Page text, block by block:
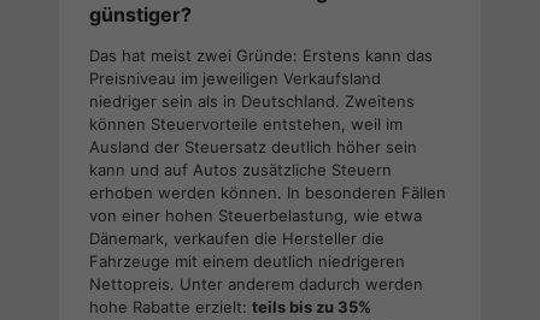
günstiger?
Das hat meist zwei Gründe: Erstens kann das
Preisniveau im jeweiligen Verkaufsland
niedriger sein als in Deutschland. Zweitens
können Steuervorteile entstehen, weil im
Ausland der Steuersatz deutlich höher sein
kann und auf Autos zusätzliche Steuern
erhoben werden können. In besonderen Fällen
von einer hohen Steuerbelastung, wie etwa
Dänemark, verkaufen die Hersteller die
Fahrzeuge mit einem deutlich niedrigeren
Nettopreis. Unter anderem dadurch werden
hohe Rabatte erzielt: teils bis zu 35%